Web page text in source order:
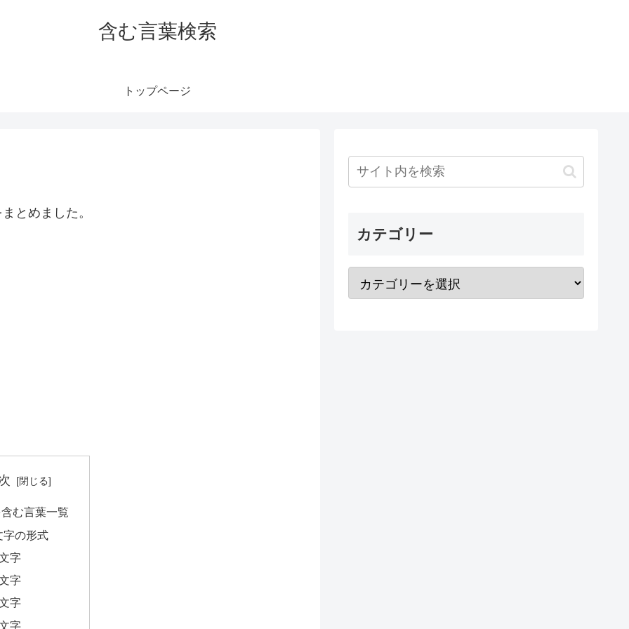
含む言葉検索
トップページ
とめました。
む言葉一覧
字の形式
字
字
字
字
カテゴリー